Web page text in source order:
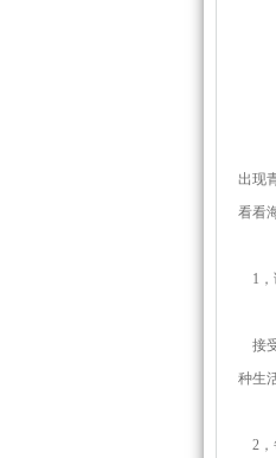
出现
看看
1，
接
种生
2，